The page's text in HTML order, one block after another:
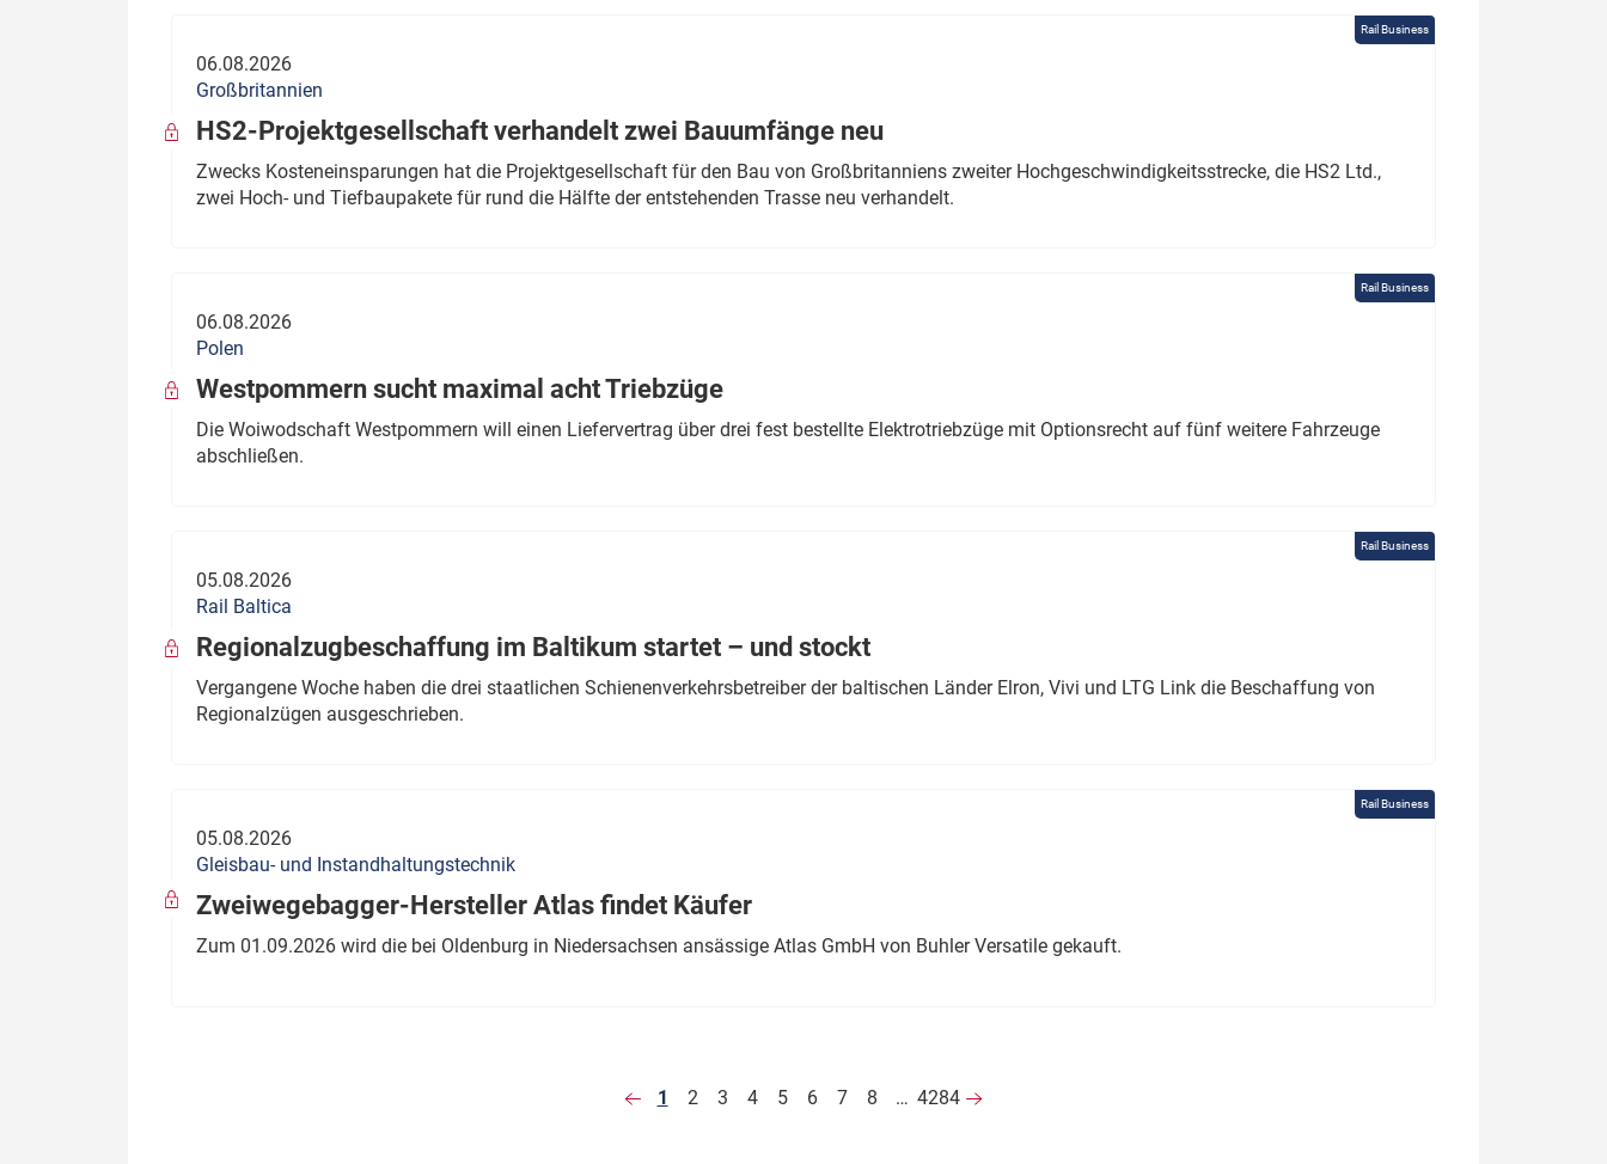
Rail Business
06.08.2026
Großbritannien
HS2-Projektgesellschaft verhandelt zwei Bauumfänge neu
Zwecks Kosteneinsparungen hat die Projektgesellschaft für den Bau von Großbritanniens zweiter Hochgeschwindigkeitsstrecke, die HS2 Ltd.,
zwei Hoch- und Tiefbaupakete für rund die Hälfte der entstehenden Trasse neu verhandelt.
Rail Business
06.08.2026
Polen
Westpommern sucht maximal acht Triebzüge
Die Woiwodschaft Westpommern will einen Liefervertrag über drei fest bestellte Elektrotriebzüge mit Optionsrecht auf fünf weitere Fahrzeuge
abschließen.
Rail Business
05.08.2026
Rail Baltica
Regionalzugbeschaffung im Baltikum startet – und stockt
Vergangene Woche haben die drei staatlichen Schienenverkehrsbetreiber der baltischen Länder Elron, Vivi und LTG Link die Beschaffung von
Regionalzügen ausgeschrieben.
Rail Business
05.08.2026
Gleisbau- und Instandhaltungstechnik
Zweiwegebagger-Hersteller Atlas findet Käufer
Zum 01.09.2026 wird die bei Oldenburg in Niedersachsen ansässige Atlas GmbH von Buhler Versatile gekauft.
1 2 3 4 5 6 7 8 … 4284